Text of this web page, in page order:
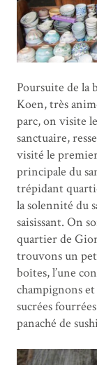
Poursuite de la
Koen, très
parc, on visite
sanctuaire,
visité le
principale du
trépidant
la solennité du
saisissant. On
quartier de
trouvons un
boîtes, l’une
champignons et
sucrées
panaché de